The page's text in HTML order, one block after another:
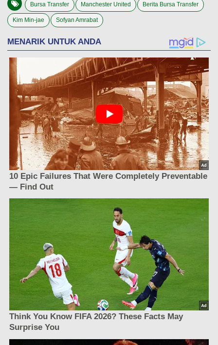
Bursa Transfer Manchester United Berita Bursa Transfer
Kim Min-jae Sofyan Amrabat